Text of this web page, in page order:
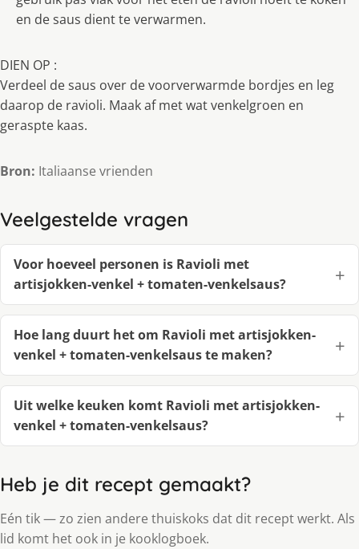
en de saus dient te verwarmen.
DIEN OP :
Verdeel de saus over de voorverwarmde bordjes en leg
daarop de ravioli. Maak af met wat venkelgroen en
geraspte kaas.
Bron: Italiaanse vrienden
Veelgestelde vragen
Voor hoeveel personen is Ravioli met
artisjokken-venkel + tomaten-venkelsaus?
Hoe lang duurt het om Ravioli met artisjokken-
venkel + tomaten-venkelsaus te maken?
Uit welke keuken komt Ravioli met artisjokken-
venkel + tomaten-venkelsaus?
Heb je dit recept gemaakt?
Eén tik — zo zien andere thuiskoks dat dit recept werkt. Als
lid komt het ook in je kooklogboek.